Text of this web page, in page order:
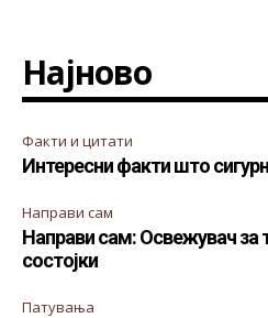
Најново
Факти и цитати
Интересни факти што
Направи сам
Направи сам: Освежувач за
состојки
Патувања